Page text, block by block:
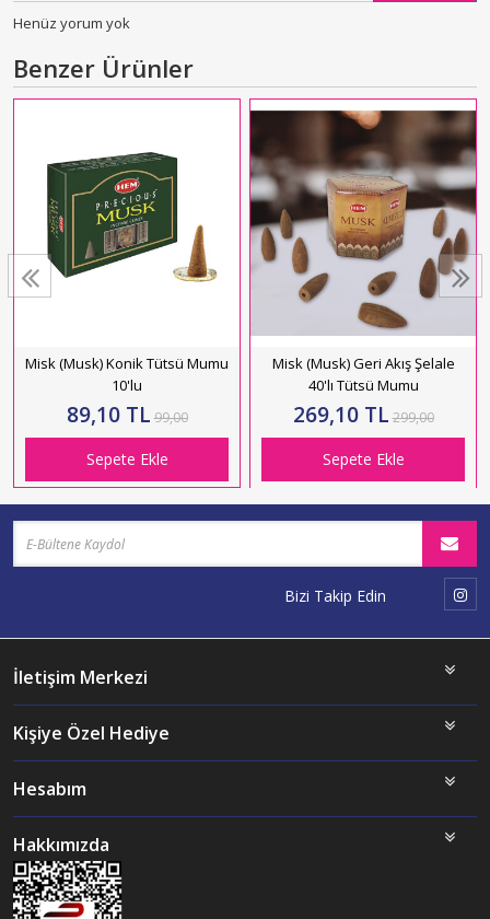
Henüz yorum yok
Benzer Ürünler
Misk (Musk) Konik Tütsü Mumu
10'lu
89,10 TL 99,00
Sepete Ekle
Misk (Musk) Geri Akış Şelale
40'lı Tütsü Mumu
269,10 TL 299,00
Sepete Ekle
Bizi Takip Edin
İletişim Merkezi
Kişiye Özel Hediye
Hesabım
Hakkımızda